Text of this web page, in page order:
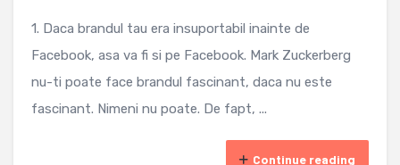
1. Daca brandul tau era insuportabil inainte de
Facebook, asa va fi si pe Facebook. Mark Zuckerberg
nu-ti poate face brandul fascinant, daca nu este
fascinant. Nimeni nu poate. De fapt, ...
Continue reading